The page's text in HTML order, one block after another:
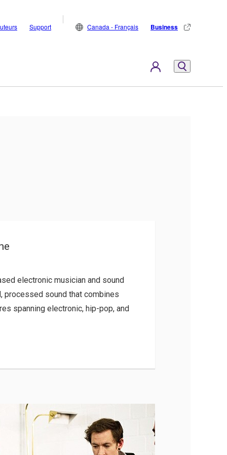
Support Canada - Français Business
electronic musician and sound
processed sound that combines
spanning electronic, hip-pop, and